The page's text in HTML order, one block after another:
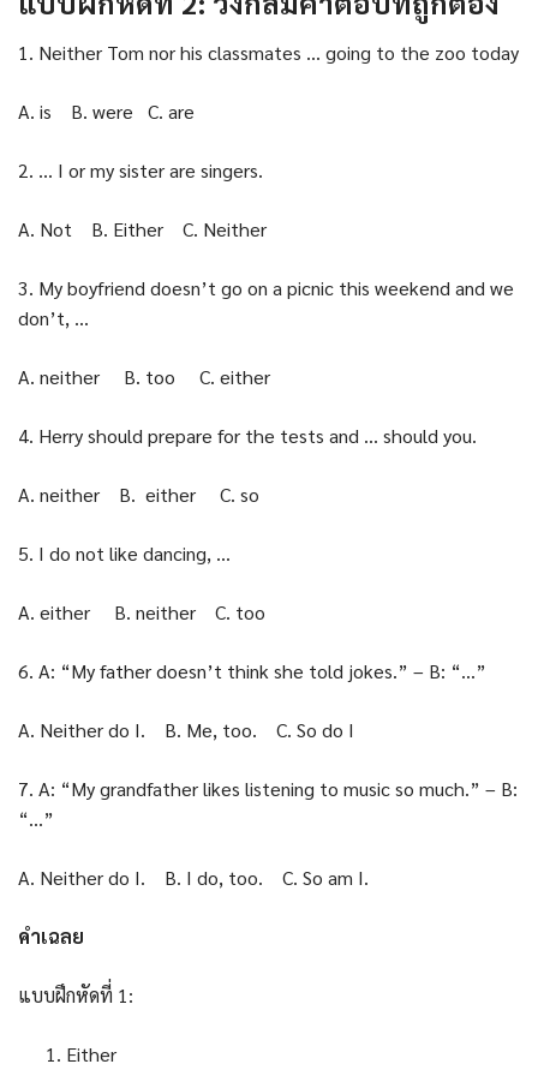
1. Neither Tom nor his classmates … going to the zoo today
A. is B. were C. are
2. … I or my sister are singers.
A. Not B. Either C. Neither
3. My boyfriend doesn’t go on a picnic this weekend and we
don’t, …
A. neither B. too C. either
4. Herry should prepare for the tests and … should you.
A. neither B. either C. so
5. I do not like dancing, …
A. either B. neither C. too
6. A: “My father doesn’t think she told jokes.” – B: “…”
A. Neither do I. B. Me, too. C. So do I
7. A: “My grandfather likes listening to music so much.” – B:
“…”
A. Neither do I. B. I do, too. C. So am I.
คำเฉลย
แบบฝึกหัดที่ 1:
Either